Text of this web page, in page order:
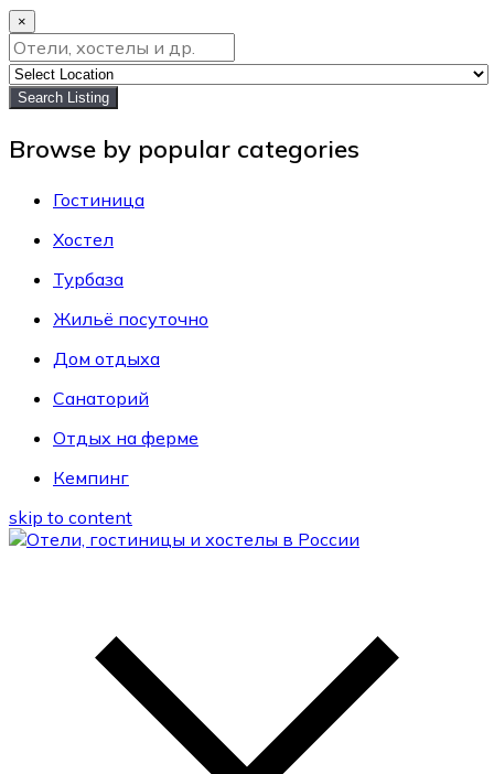
×
Search Listing
Browse by popular categories
Гостиница
Хостел
Турбаза
Жильё посуточно
Дом отдыха
Санаторий
Отдых на ферме
Кемпинг
skip to content